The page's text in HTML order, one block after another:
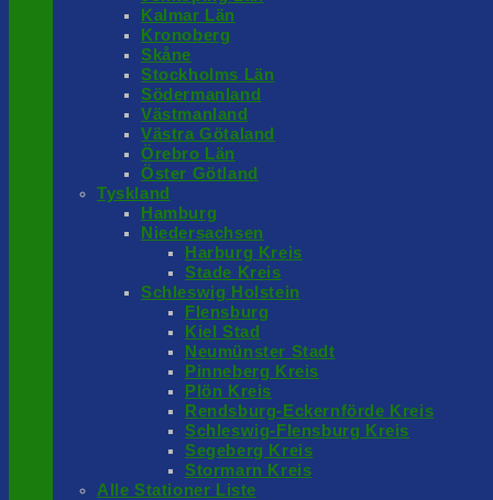
Kalmar Län
Kronoberg
Skåne
Stockholms Län
Södermanland
Västmanland
Västra Götaland
Örebro Län
Öster Götland
Tyskland
Hamburg
Niedersachsen
Harburg Kreis
Stade Kreis
Schleswig Holstein
Flensburg
Kiel Stad
Neumünster Stadt
Pinneberg Kreis
Plön Kreis
Rendsburg-Eckernförde Kreis
Schleswig-Flensburg Kreis
Segeberg Kreis
Stormarn Kreis
Alle Stationer Liste